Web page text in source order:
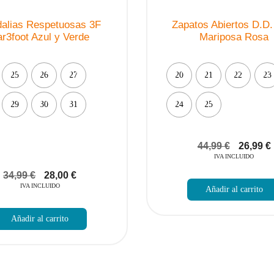
Respetuosas 3F
Azul y Verde
25 26 27
29 30 31
34,99€ 28,00€
IVA INCLUIDO
Añadir al carrito
Zapatos Abiertos
Mariposa Rosa
20 21 22 23
24 25
44,99€ 26,99 €
IVA INCLUIDO
Añadir al carrito